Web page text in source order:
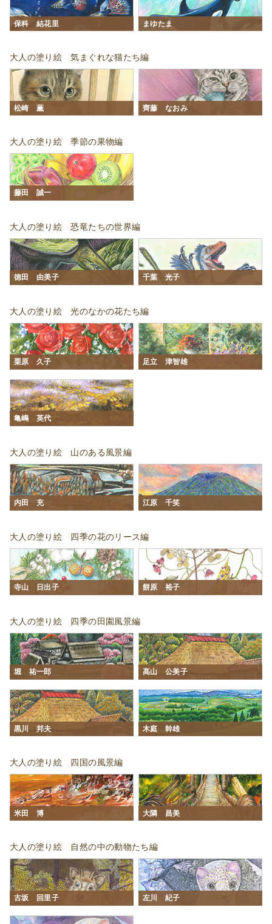
保科 結花里 まゆたま
大人の塗り絵 気まぐれな猫たち編
松崎 薫 齊藤 なおみ
大人の塗り絵 季節の果物編
藤田 誠一
大人の塗り絵 恐竜たちの世界編
徳田 由美子 千葉 光子
大人の塗り絵 光のなかの花たち編
栗原 久子 足立 津智雄
亀嶋 英代
大人の塗り絵 山のある風景編
内田 充 江原 千笑
大人の塗り絵 四季の花のリース編
寺山 日出子 餅原 裕子
大人の塗り絵 四季の田園風景編
堀 祐一郎 髙山 公美子
黒川 邦夫 木庭 幹雄
大人の塗り絵 四国の風景編
米田 博 大隣 昌美
大人の塗り絵 自然の中の動物たち編
古坂 回里子 左川 紀子